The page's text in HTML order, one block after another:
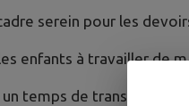
serein pour les
enfants à travailler de
temps de transition